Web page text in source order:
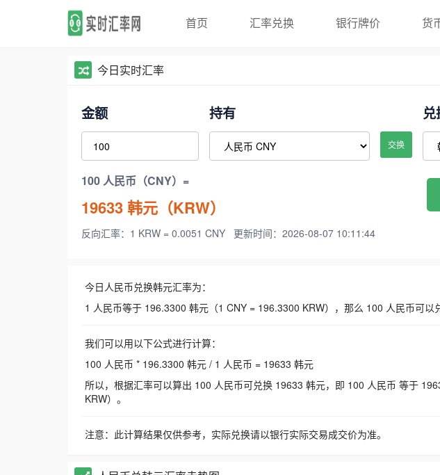
首页 汇率兑换 银行牌价 货
今日实时汇率
金额 持有
交换
兑
100 人民币（CNY）=
19633韩元（KRW）
反向汇率：1 KRW = 0.0051 CNY 更新时间：2026-08-07 10:11:44
今日人民币兑换韩元汇率为：
1 人民币等于 196.3300 韩元（1 CNY = 196.3300 KRW），那么 100 人民币可以
我们可以用以下公式进行计算：
100 人民币 * 196.3300 韩元 / 1 人民币 = 19633 韩元
所以，根据汇率可以算出 100 人民币可兑换 19633 韩元，即 100 人民币 等于
KRW）。
注意：此计算结果仅供参考，实际兑换请以银行实际交易成交价为准。